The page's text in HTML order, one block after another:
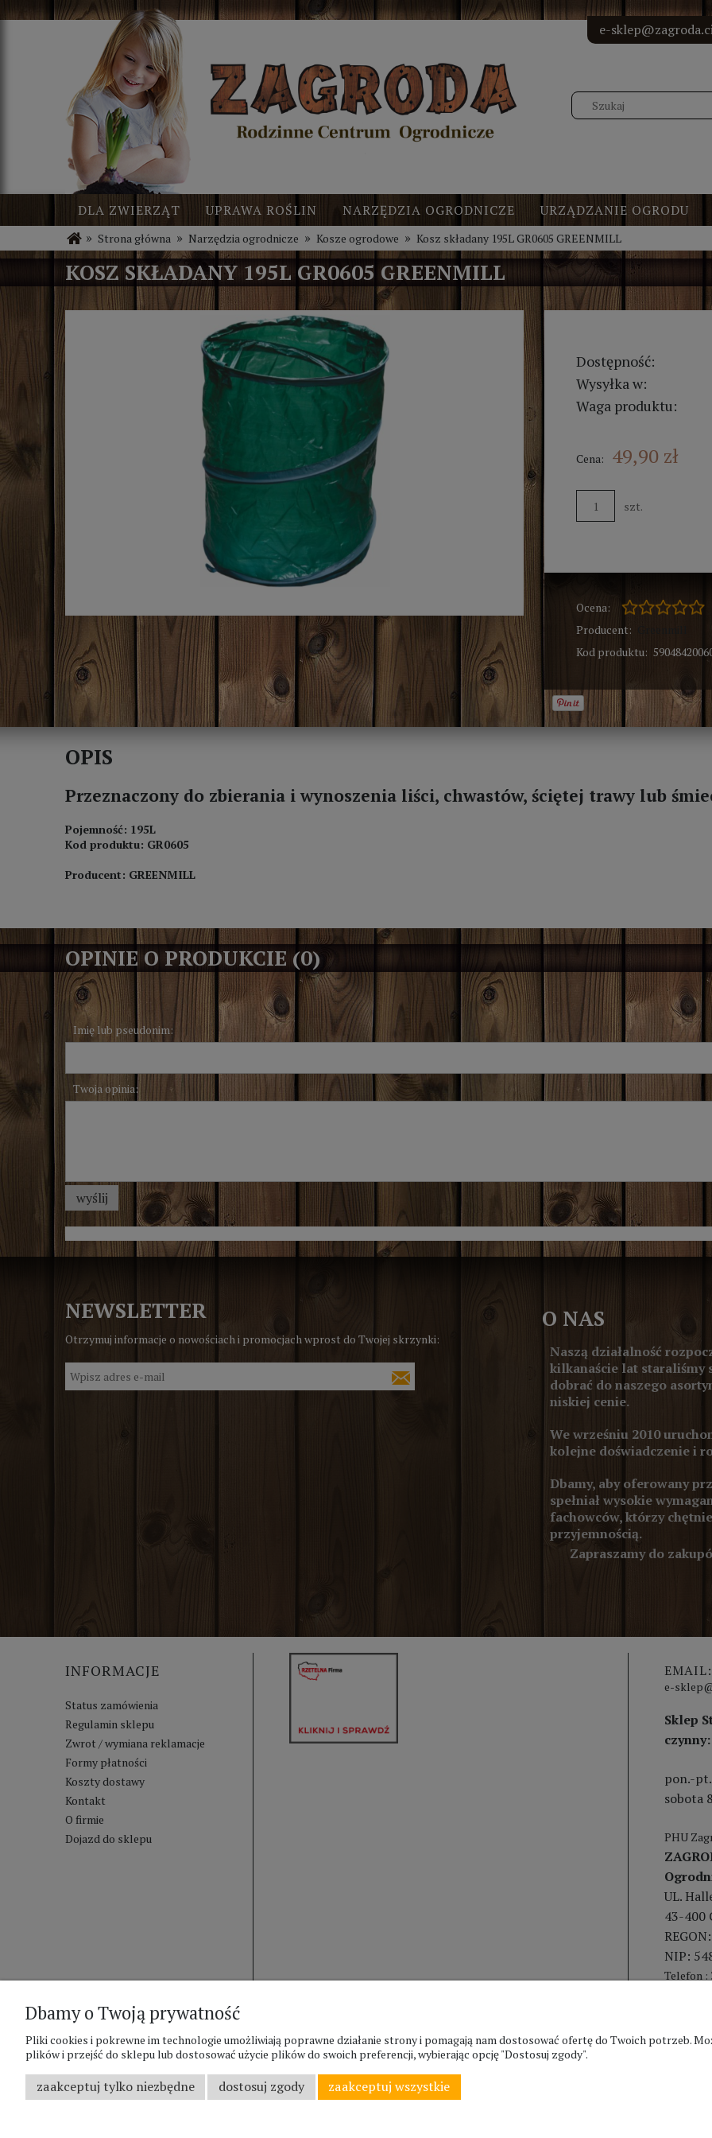
e-
DLA ZWIERZĄT UPRAWA ROŚLIN NARZĘDZIA OGRODNICZE
URZĄDZANIE OGRODU
BLOG
NOWOŚCI
» Strona główna » Narzędzia ogrodnicze » Kosze ogrodowe » Kosz składany 195L GR0605 GREENMILL
KOSZ SKŁADANY 195L GR0605 GREENMILL
Dostępność:
Wysyłka w:
Waga produktu:
Cena: 49,90 zł
szt.
Ocena:
Producent:
Kod produktu:
OPIS
Przeznaczony do zbierania i wynoszenia liści, chwastów, ściętej trawy lub
Pojemność: 195L
Kod produktu: GR0605
Producent: GREENMILL
OPINIE O PRODUKCIE (0)
Imię lub pseudonim:
Twoja opinia:
wyślij
NEWSLETTER
Otrzymuj informacje o nowościach i promocjach wprost do Twojej skrzynki:
O NAS
Naszą działalność
kilkanaście lat staraliśmy
dobrać do naszego
niskiej cenie.
We wrześniu 2010
kolejne doświadczenie i
Dbamy, aby oferowany
spełniał wysokie
fachowców, którzy
przyjemnością.
Zapraszamy do
INFORMACJE
Status zamówienia
Regulamin sklepu
Zwrot / wymiana reklamacje
Formy płatności
Koszty dostawy
Kontakt
O firmie
Dojazd do sklepu
EMAIL:
e-
Sklep
czynny:
<!--
<!--
<!--
<!--
pon.-
sobota
PHU
UL.
43-400
NIP:
Telefon :
Dbamy o Twoją prywatność
Pliki cookies i pokrewne im technologie umożliwiają poprawne działanie strony i pomagają nam dostosować ofertę do Twoich potrzeb.
plików i przejść do sklepu lub dostosować użycie plików do swoich preferencji, wybierając opcję "Dostosuj zgody".
zaakceptuj tylko niezbędne dostosuj zgody zaakceptuj wszystkie